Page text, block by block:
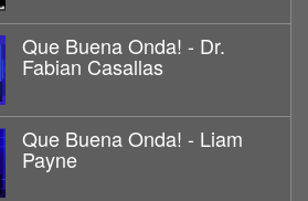
Que Buena Onda! - Dr.
Fabian Casallas
Que Buena Onda! - Liam
Payne